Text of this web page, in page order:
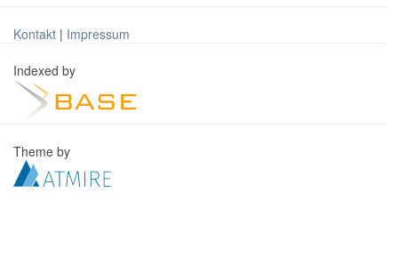
Kontakt | Impressum
Indexed by
Theme by